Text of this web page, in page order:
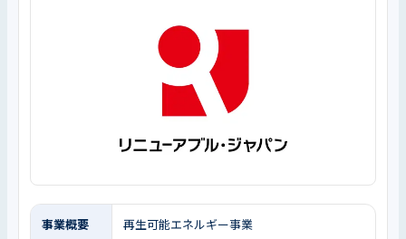
事業概要 再生可能エネルギー事業